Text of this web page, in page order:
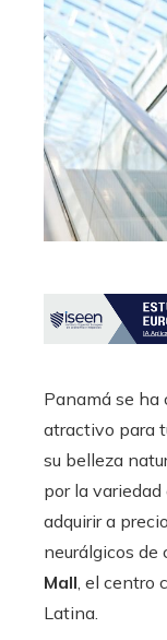
Panamá se ha
atractivo para
su belleza
por la variedad
adquirir a
neurálgicos de
Mall , el centro
Latina.